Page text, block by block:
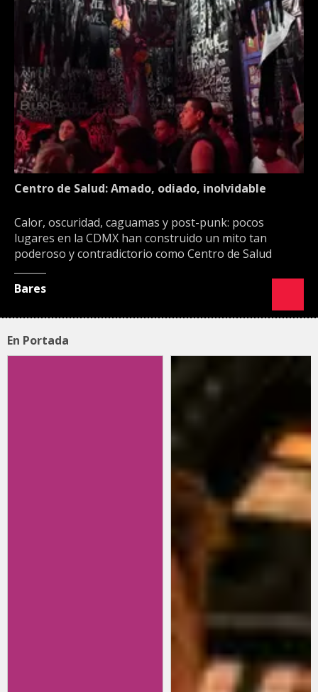
Centro de Salud: Amado, odiado, inolvidable
Calor, oscuridad, caguamas y post-punk: pocos
lugares en la CDMX han construido un mito tan
poderoso y contradictorio como Centro de Salud
Bares
En Portada